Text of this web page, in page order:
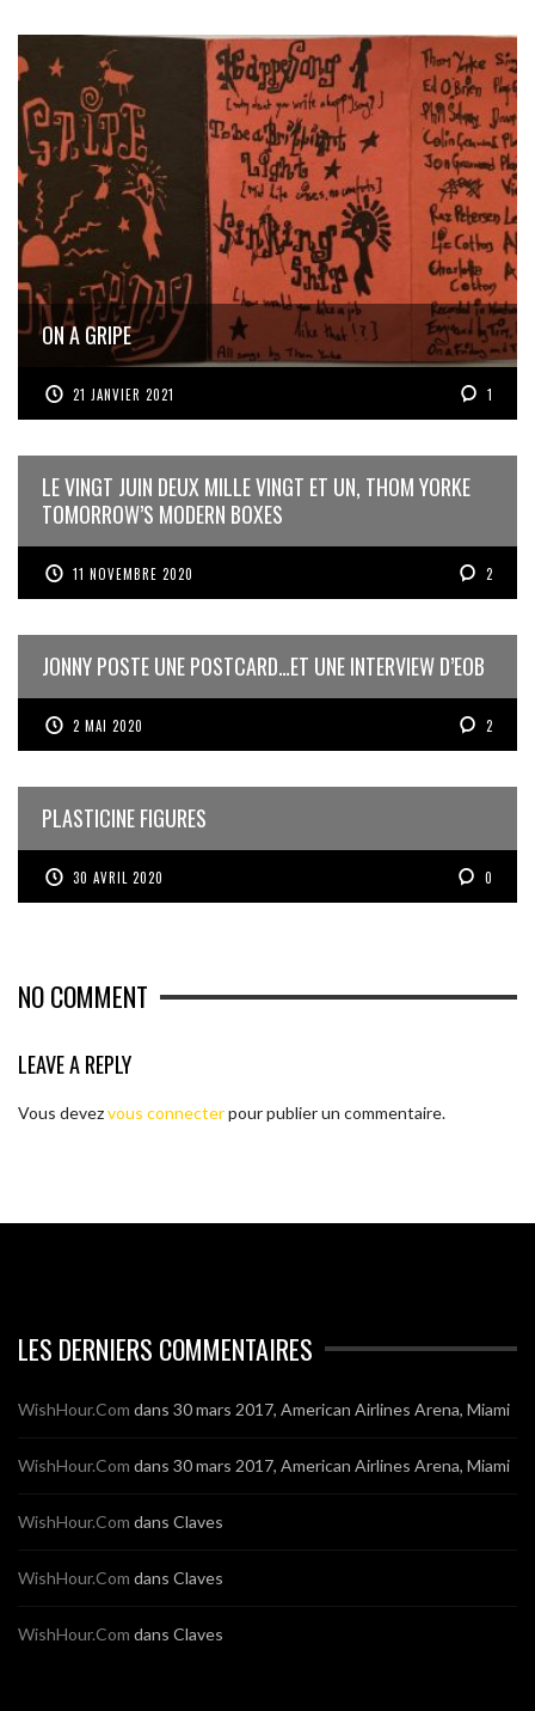
ON A GRIPE
21 JANVIER 2021 1
LE VINGT JUIN DEUX MILLE VINGT ET UN, THOM YORKE
TOMORROW’S MODERN BOXES
11 NOVEMBRE 2020 2
JONNY POSTE UNE POSTCARD…ET UNE INTERVIEW D’EOB
2 MAI 2020 2
PLASTICINE FIGURES
30 AVRIL 2020 0
NO COMMENT
LEAVE A REPLY
Vous devezvous connecterpour publier un commentaire.
LES DERNIERS COMMENTAIRES
WishHour.Com dans 30 mars 2017, American Airlines Arena, Miami
WishHour.Com dans 30 mars 2017, American Airlines Arena, Miami
WishHour.Com dans Claves
WishHour.Com dans Claves
WishHour.Com dans Claves